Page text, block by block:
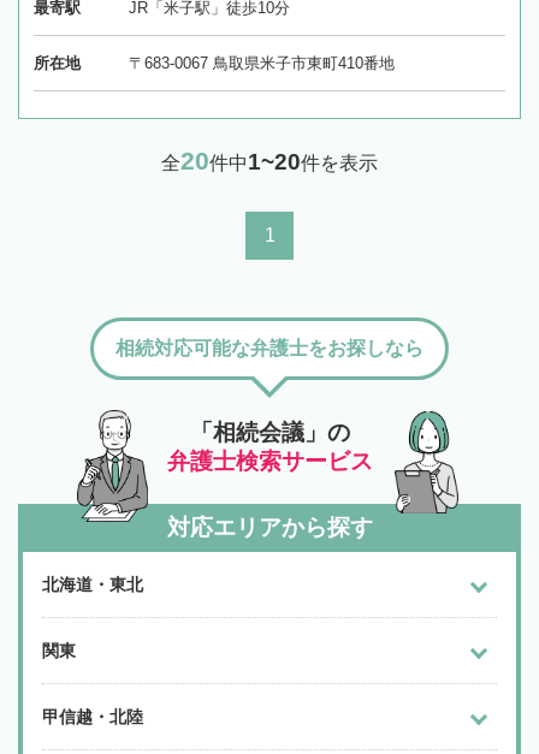
最寄駅 JR「米子駅」徒歩10分
所在地 〒683-0067 鳥取県米子市東町410番地
全20件中1~20件を表示
1
「相続会議」の
弁護士検索サービス
相続対応可能な弁護士をお探しなら
対応エリアから探す
北海道・東北
関東
甲信越・北陸